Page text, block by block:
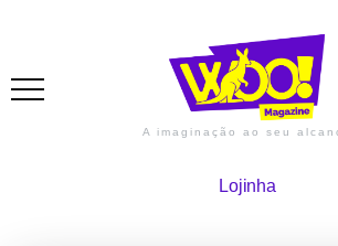
A imaginação ao seu
Lojinha